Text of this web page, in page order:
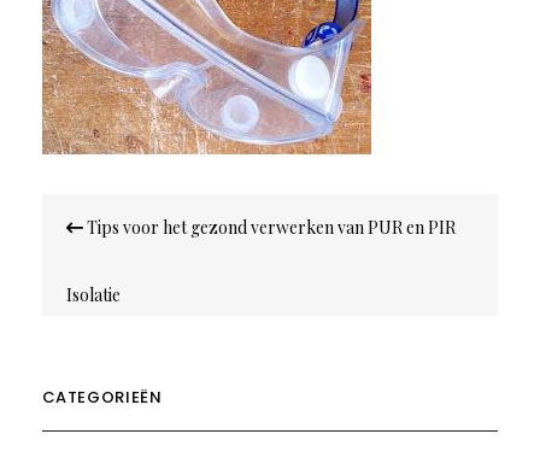
navigatie
Tips voor het gezond verwerken van PUR en PIR
Isolatie
CATEGORIEËN